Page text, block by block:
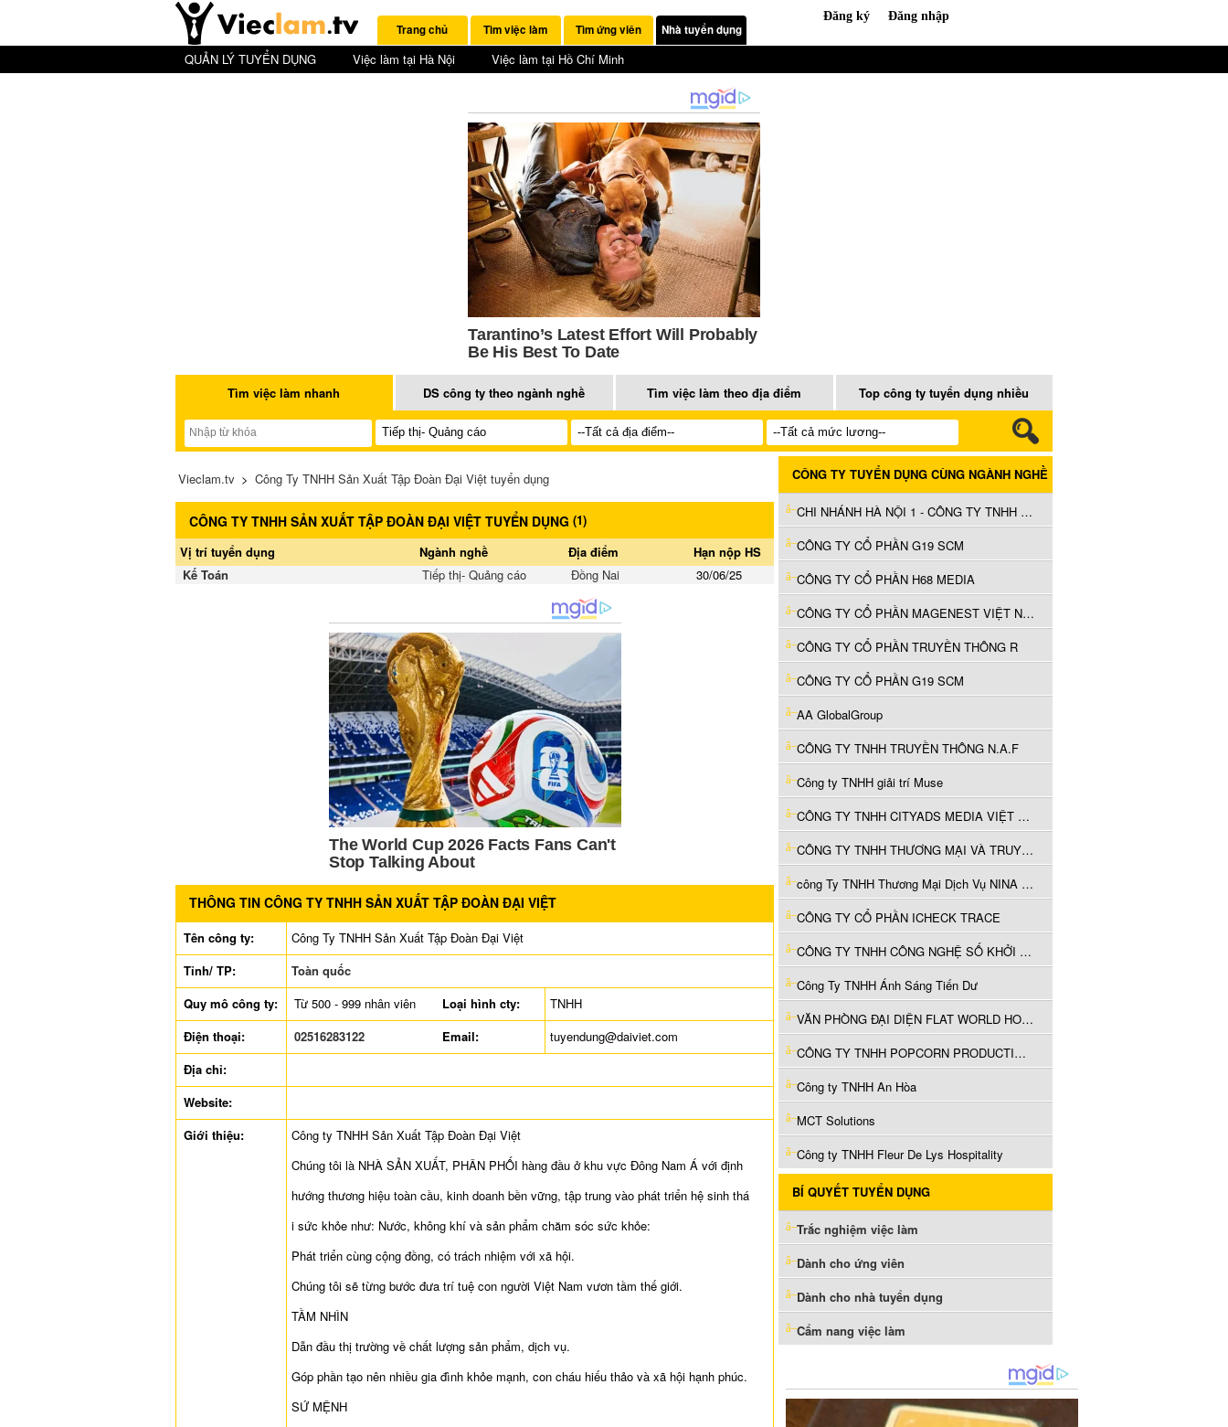
Trang chủ Tìm việc làm Tìm ứng viên Nhà tuyển dụng
QUẢN LÝ TUYỂN DỤNG Việc làm tại Hà Nội Việc làm tại Hồ Chí Minh
Tìm việc làm nhanh DS công ty theo ngành nghề Tìm việc làm theo địa điểm Top công ty tuyển dụng nhiều
Vieclam.tv > Công Ty TNHH Sản Xuất Tập Đoàn Đại Việt tuyển dụng
CÔNG TY TNHH SẢN XUẤT TẬP ĐOÀN ĐẠI VIỆT TUYỂN DỤNG (1)
Vị trí tuyển dụng
Ngành nghề Địa điểm
Hạn nộp HS
Kế Toán
Tiếp thị- Quảng cáo Đồng Nai 30/06/25
THÔNG TIN CÔNG TY TNHH SẢN XUẤT TẬP ĐOÀN ĐẠI VIỆT
Tên công ty:
Công Ty TNHH Sản Xuất Tập Đoàn Đại Việt
Tỉnh/ TP:
Toàn quốc
Quy mô công ty:
Từ 500 - 999 nhân viên Loại hình cty:
TNHH
Điện thoại:
02516283122 Email:
tuyendung@daiviet.com
Địa chỉ:
Website:
Giới thiệu:
Công ty TNHH Sản Xuất Tập Đoàn Đại Việt
Chúng tôi là NHÀ SẢN XUẤT, PHÂN PHỐI hàng đầu ở khu vực Đông Nam Á với định
hướng thương hiệu toàn cầu, kinh doanh bền vững, tập trung vào phát triển hệ sinh thá
i sức khỏe như: Nước, không khí và sản phẩm chăm sóc sức khỏe:
Phát triển cùng cộng đồng, có trách nhiệm với xã hội.
Chúng tôi sẽ từng bước đưa trí tuệ con người Việt Nam vươn tầm thế giới.
TẦM NHÌN
Dẫn đầu thị trường về chất lượng sản phẩm, dịch vụ.
Góp phần tạo nên nhiều gia đình khỏe mạnh, con cháu hiếu thảo và xã hội hạnh phúc.
SỨ MỆNH
CÔNG TY TUYỂN DỤNG CÙNG NGÀNH NGHỀ
CHI NHÁNH HÀ NỘI 1 - CÔNG TY TNHH TRUYỀN HÌNH CÁP SAIGONTOURIST
CÔNG TY CỔ PHẦN G19 SCM
CÔNG TY CỔ PHẦN H68 MEDIA
CÔNG TY CỔ PHẦN MAGENEST VIỆT NAM
CÔNG TY CỔ PHẦN TRUYỀN THÔNG R
CÔNG TY CỔ PHẦN G19 SCM
AA GlobalGroup
CÔNG TY TNHH TRUYỀN THÔNG N.A.F
Công ty TNHH giải trí Muse
CÔNG TY TNHH CITYADS MEDIA VIỆT NAM
CÔNG TY TNHH THƯƠNG MẠI VÀ TRUYỀN THÔNG MINH HOÀNG
công Ty TNHH Thương Mại Dịch Vụ NINA Nguyễn
CÔNG TY CỔ PHẦN ICHECK TRACE
CÔNG TY TNHH CÔNG NGHỆ SỐ KHỞI VIỆT
Công Ty TNHH Ánh Sáng Tiến Dư
VĂN PHÒNG ĐẠI DIỆN FLAT WORLD HOME PRIVATE LIMITED TẠI THÀNH PHỐ HỒ CHÍ MINH
CÔNG TY TNHH POPCORN PRODUCTIONS
Công ty TNHH An Hòa
MCT Solutions
Công ty TNHH Fleur De Lys Hospitality
BÍ QUYẾT TUYỂN DỤNG
Trắc nghiệm việc làm
Dành cho ứng viên
Dành cho nhà tuyển dụng
Cẩm nang việc làm